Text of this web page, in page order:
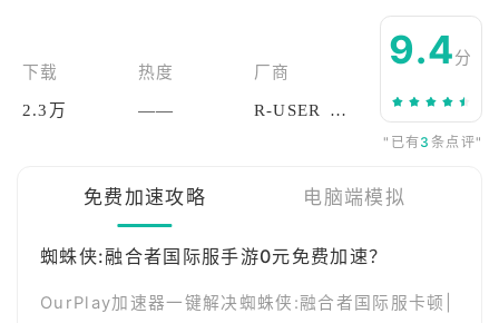
下载
2.3万
热度
——
厂商
R-USER Games
9.4分
"已有3 条点评"
免费加速攻略 电脑端模拟
蜘蛛侠:融合者国际服手游0元免费加速？
OurPlay加速器一键解决蜘蛛侠:融合者国际服卡顿|